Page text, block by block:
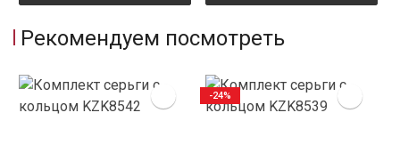
Рекомендуем посмотреть
-24%